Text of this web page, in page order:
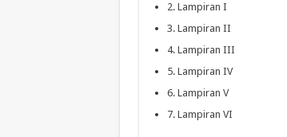
2. Lampiran I
3. Lampiran II
4. Lampiran III
5. Lampiran IV
6. Lampiran V
7. Lampiran VI